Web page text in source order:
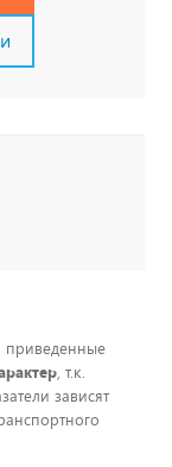
приведенные
, т.к.
зависят